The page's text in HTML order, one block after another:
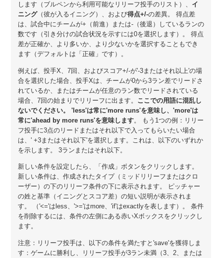
します（ブルペンから利用可能なリリーフ投手のリスト）、 イ
ニング（彼が入るイニング）、および得点+/-の差異。 得点差
は、試合中にチームが+（前進）または-（後退）しているランの
数です（引き分けの試合状況を示すには0を選択します）。 得点
差が正確か、より多いか、より少ないかを選択することもでき
ます（デフォルトは「正確」です）。
例えば、投手X、7回、およびスコア+/-が'-3またはそれ以上'の場
合を選択した場合、投手Xは、チームが0から3ラン差でリードさ
れているか、またはチームが任意のラン数でリードされている
場合、7回の始まりでリリーフに出ます。 ここでの用語に混乱し
ないでください。 'less'は常に'more runs'を意味し、'more'は
常に'ahead by more runs'を意味します。 もう1つの例：リリー
フ投手に3点のリードまたはそれ以下で入ってもらいたい場合
は、' +3またはそれ以下'を選択します。これは、以下のいずれか
を示します。 3ランまたはそれ以下。
新しい条件を設定したら、「作成」ボタンをクリックします。
新しい条件は、作成されたタイプ（ミッドリリーフまたはクロ
ーザー）の下のリリーフ条件の下に表示されます。 ピッチャー
の姓と基準（イニングとスコア差）の短い説明が表示されま
す。 （'<='はless、'>='はmore、'if'はexactlyを表します）。 条件
を削除するには、条件の左側にある赤いXボックスをクリックし
ます。
注意：リリーフ投手は、以下の条件を満たすと'save'を獲得しま
す：ゲームに勝利し、リリーフ投手が3ラン未満（3、2、または